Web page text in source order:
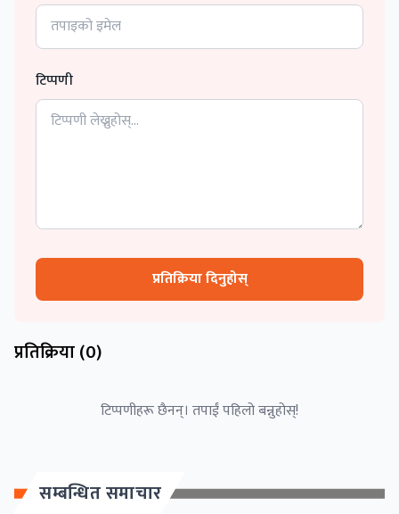
टिप्पणी
प्रतिक्रिया दिनुहोस्
प्रतिक्रिया (0)
टिप्पणीहरू छैनन्। तपाईं पहिलो बन्नुहोस्!
सम्बन्धित समाचार